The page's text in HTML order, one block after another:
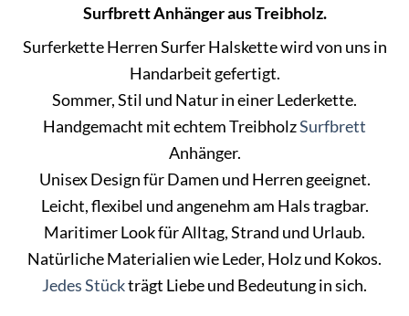
Surfbrett Anhänger aus Treibholz.
Surferkette Herren Surfer Halskette wird von uns in
Handarbeit gefertigt.
Sommer, Stil und Natur in einer Lederkette.
Handgemacht mit echtem TreibholzSurfbrett
Anhänger.
Unisex Design für Damen und Herren geeignet.
Leicht, flexibel und angenehm am Hals tragbar.
Maritimer Look für Alltag, Strand und Urlaub.
Natürliche Materialien wie Leder, Holz und Kokos.
Jedes Stückträgt Liebe und Bedeutung in sich.